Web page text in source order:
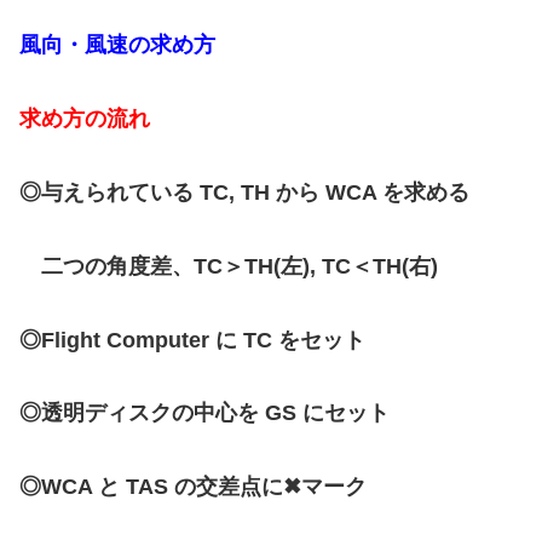
風向・風速の求め方
求め方の流れ
◎与えられている TC, TH から WCA を求める
二つの角度差、TC＞TH(左), TC＜TH(右)
◎Flight Computer に TC をセット
◎透明ディスクの中心を GS にセット
◎WCA と TAS の交差点に✖マーク